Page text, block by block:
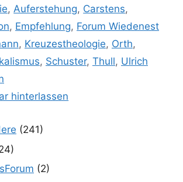
,Auferstehung, Carstens,
, Empfehlung, Forum Wiedenest
, Kreuzestheologie, Orth,
, Schuster, Thull, Ulrich
hinterlassen
(241)
(2)